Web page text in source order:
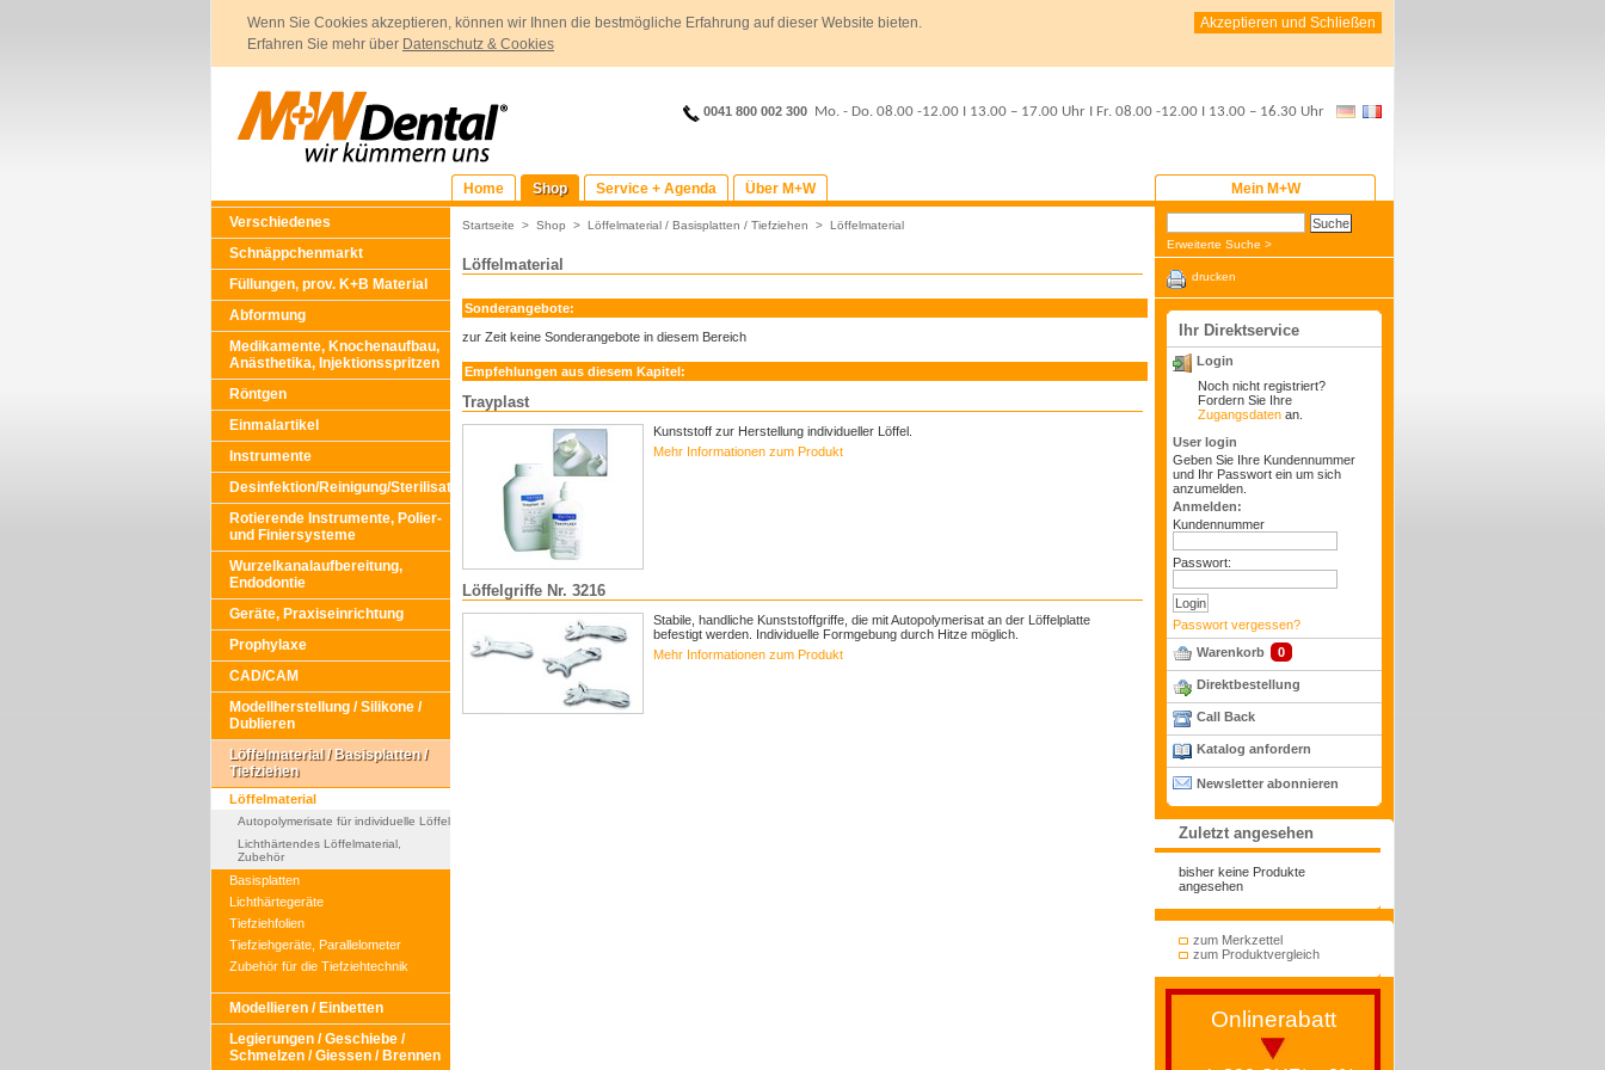
Wenn Sie Cookies akzeptieren, können wir Ihnen die bestmögliche Erfahrung auf dieser Website bieten.
Erfahren Sie mehr über Datenschutz & Cookies
Akzeptieren und Schließen
0041 800 002 300 Mo. - Do. 08.00 -12.00 I 13.00 – 17.00 Uhr I Fr. 08.00 -12.00 I 13.00 – 16.30 Uhr
Home Shop Service + Agenda Über M+W
Mein M+W
Verschiedenes
Schnäppchenmarkt
Füllungen, prov. K+B Material
Abformung
Medikamente, Knochenaufbau,
Anästhetika, Injektionsspritzen
Röntgen
Einmalartikel
Instrumente
Desinfektion/Reinigung/Sterilisation
Rotierende Instrumente, Polier-
und Finiersysteme
Wurzelkanalaufbereitung,
Endodontie
Geräte, Praxiseinrichtung
Prophylaxe
CAD/CAM
Modellherstellung / Silikone /
Dublieren
Löffelmaterial / Basisplatten /
Tiefziehen
Löffelmaterial
Autopolymerisate für individuelle Löffel
Lichthärtendes Löffelmaterial,
Zubehör
Basisplatten
Lichthärtegeräte
Tiefziehfolien
Tiefziehgeräte, Parallelometer
Zubehör für die Tiefziehtechnik
Modellieren / Einbetten
Legierungen / Geschiebe /
Schmelzen / Giessen / Brennen
Startseite > Shop > Löffelmaterial / Basisplatten / Tiefziehen > Löffelmaterial
Löffelmaterial
Sonderangebote:
zur Zeit keine Sonderangebote in diesem Bereich
Empfehlungen aus diesem Kapitel:
Trayplast
Kunststoff zur Herstellung individueller Löffel.
Mehr Informationen zum Produkt
Löffelgriffe Nr. 3216
Stabile, handliche Kunststoffgriffe, die mit Autopolymerisat an der Löffelplatte
befestigt werden. Individuelle Formgebung durch Hitze möglich.
Mehr Informationen zum Produkt
Erweiterte Suche >
drucken
Ihr Direktservice
Login
Noch nicht registriert?
Fordern Sie Ihre
Zugangsdaten an.
User login
Geben Sie Ihre Kundennummer
und Ihr Passwort ein um sich
anzumelden.
Anmelden:
Kundennummer
Passwort:
Passwort vergessen?
Warenkorb
0
Direktbestellung
Call Back
Katalog anfordern
Newsletter abonnieren
Zuletzt angesehen
bisher keine Produkte
angesehen
zum Merkzettel
zum Produktvergleich
Onlinerabatt